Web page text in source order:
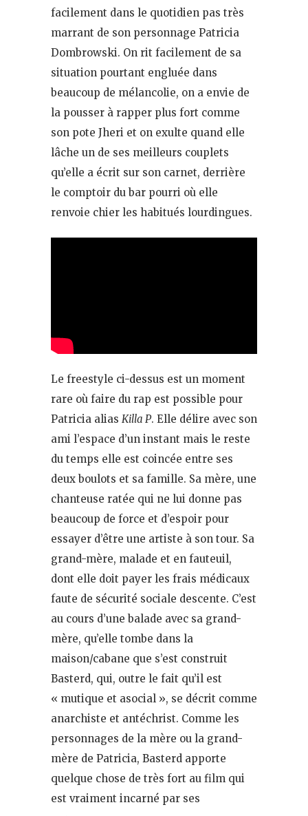
facilement dans le quotidien pas très
marrant de son personnage Patricia
Dombrowski. On rit facilement de sa
situation pourtant engluée dans
beaucoup de mélancolie, on a envie de
la pousser à rapper plus fort comme
son pote Jheri et on exulte quand elle
lâche un de ses meilleurs couplets
qu’elle a écrit sur son carnet, derrière
le comptoir du bar pourri où elle
renvoie chier les habitués lourdingues.
Le freestyle ci-dessus est un moment
rare où faire du rap est possible pour
Patricia alias Killa P. Elle délire avec son
ami l’espace d’un instant mais le reste
du temps elle est coincée entre ses
deux boulots et sa famille. Sa mère, une
chanteuse ratée qui ne lui donne pas
beaucoup de force et d’espoir pour
essayer d’être une artiste à son tour. Sa
grand-mère, malade et en fauteuil,
dont elle doit payer les frais médicaux
faute de sécurité sociale descente. C’est
au cours d’une balade avec sa grand-
mère, qu’elle tombe dans la
maison/cabane que s’est construit
Basterd, qui, outre le fait qu’il est
« mutique et asocial », se décrit comme
anarchiste et antéchrist. Comme les
personnages de la mère ou la grand-
mère de Patricia, Basterd apporte
quelque chose de très fort au film qui
est vraiment incarné par ses